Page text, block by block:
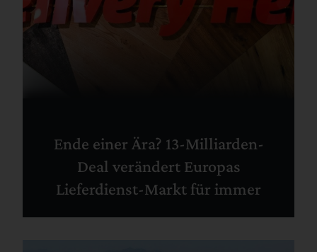
Ende einer Ära? 13-Milliarden-
Deal verändert Europas
Lieferdienst-Markt für immer